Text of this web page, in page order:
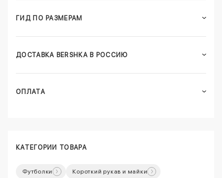
ГИД ПО РАЗМЕРАМ
ДОСТАВКА BERSHKA В РОССИЮ
ОПЛАТА
КАТЕГОРИИ ТОВАРА
Футболки Короткий рукав и майки